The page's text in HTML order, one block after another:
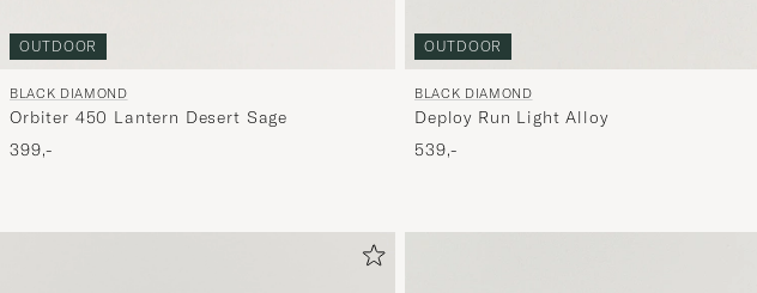
OUTDOOR
BLACK DIAMOND
Orbiter 450 Lantern Desert Sage
399,-
OUTDOOR
BLACK DIAMOND
Deploy Run Light Alloy
539,-